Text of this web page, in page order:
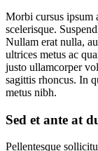
Morbi cursus ipsum
scelerisque.
Nullam erat nulla,
ultrices metus ac
justo ullamcorper
sagittis rhoncus. In
metus nibh.
Sed et ante at
Pellentesque